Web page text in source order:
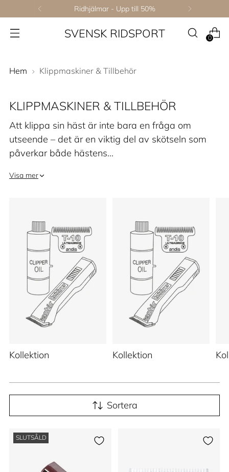
Ridhjälmar - Upp till 50%
SVENSK RIDSPORT 0
Hem Klippmaskiner & Tillbehör
KLIPPMASKINER & TILLBEHÖR
Att klippa sin häst är inte bara en fråga om
utseende – det är en viktig del av skötseln som
påverkar både hästens…
Visa mer
Kollektion Kollektion
Sortera
SLUTSÅLD